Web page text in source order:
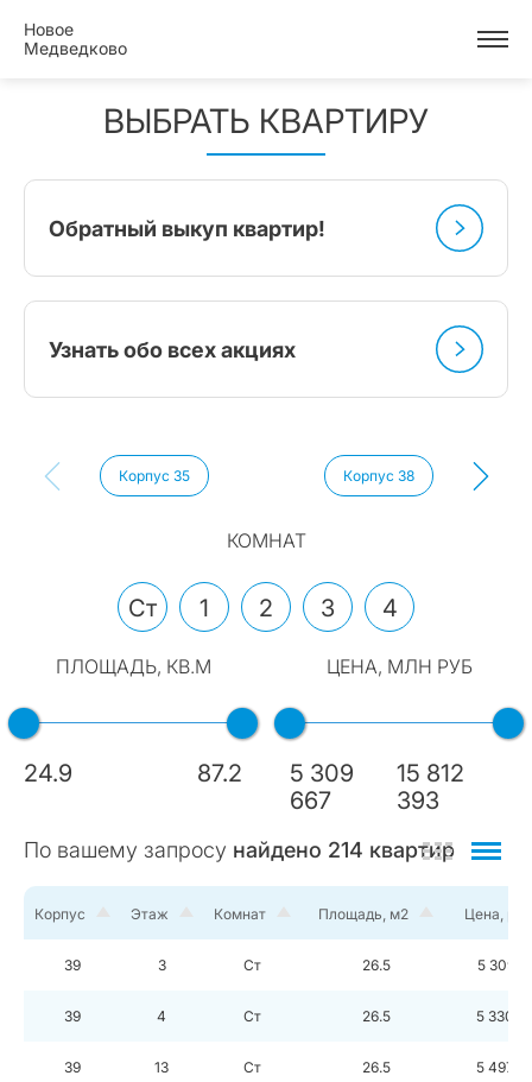
Новое
Медведково
ВЫБРАТЬ КВАРТИРУ
Обратный выкуп квартир!
Узнать обо всех акциях
Корпус 35 Корпус 38
КОМНАТ
Ст 1 2 3 4
ПЛОЩАДЬ, КВ.М
24.9 87.2
ЦЕНА, МЛН РУБ
5 309
667
15 812
393
По вашему запросу найдено 214 квартир
Корпус Этаж Комнат Площадь, м2 Цена, руб
39 3 Ст 26.5 5 309
39 4 Ст 26.5 5 330
39 13 Ст 26.5 5 497